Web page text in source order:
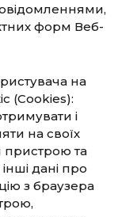
форм Веб-
на
(Сookies):
і
на своїх
пристрою та
дані про
з браузера